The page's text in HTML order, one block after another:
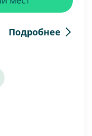
Подробнее